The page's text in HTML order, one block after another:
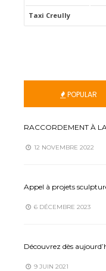
Taxi Creully
POPULAR
RACCORDEMENT À
12 NOVEMBRE 2022
Appel à projets
6 DÉCEMBRE 2023
Découvrez dès
9 JUIN 2021